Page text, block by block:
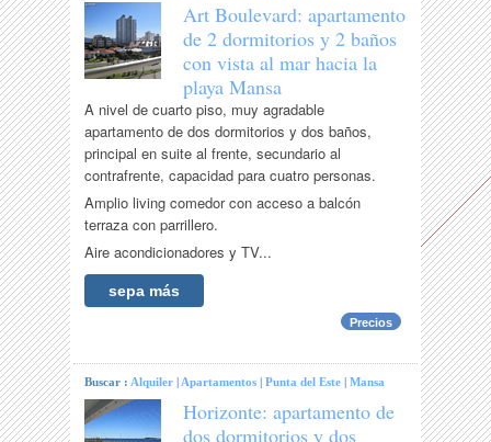
Art Boulevard: apartamento
de 2 dormitorios y 2 baños
con vista al mar hacia la
playa Mansa
A nivel de cuarto piso, muy agradable
apartamento de dos dormitorios y dos baños,
principal en suite al frente, secundario al
contrafrente, capacidad para cuatro personas.
Amplio living comedor con acceso a balcón
terraza con parrillero.
Aire acondicionadores y TV...
sepa más
Precios
Buscar : Alquiler | Apartamentos |Punta del Este |Mansa
Horizonte: apartamento de
dos dormitorios y dos